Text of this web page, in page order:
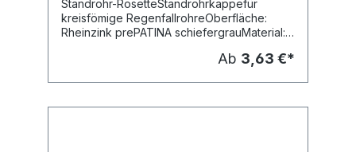
Standrohr-RosetteStandrohrkappefür
kreisfömige RegenfallrohreOberfläche:
Rheinzink prePATINA schiefergrauMaterial:
Ab 3,63 €*